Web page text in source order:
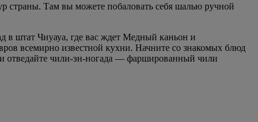
страны. Там вы можете побаловать себя шалью ручной
в штат Чиуауа, где вас ждет Медный каньон и
всемирно известной кухни. Начните со знакомых блюд
и отведайте чили-эн-ногада — фаршированный чили